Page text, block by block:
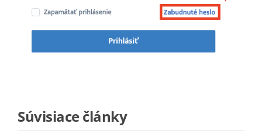
Súvisiace články